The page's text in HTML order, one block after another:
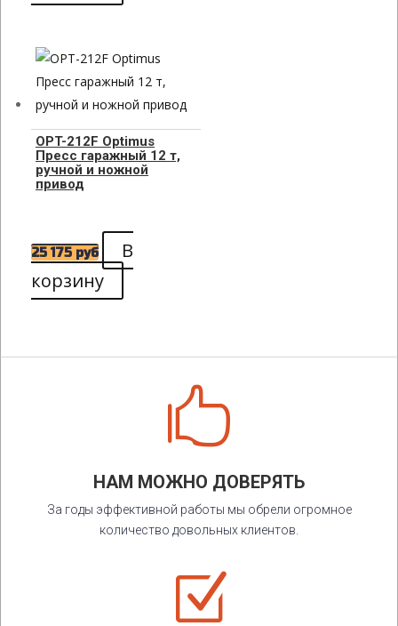
OPT-212F Optimus
Пресс гаражный 12 т,
ручной и ножной
привод
25 175 руб
В
корзину

НАМ МОЖНО ДОВЕРЯТЬ
За годы эффективной работы мы обрели огромное
количество довольных клиентов.
Z